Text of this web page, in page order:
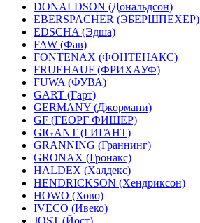
DONALDSON (Дональдсон)
EBERSPACHER (ЭБЕРШПЕХЕР)
EDSCHA (Эдша)
FAW (Фав)
FONTENAX (ФОНТЕНАКС)
FRUEHAUF (ФРИХАУФ)
FUWA (ФУВА)
GART (Гарт)
GERMANY (Джормани)
GF (ГЕОРГ ФИШЕР)
GIGANT (ГИГАНТ)
GRANNING (Граннинг)
GRONAX (Гронакс)
HALDEX (Халдекс)
HENDRICKSON (Хендриксон)
HOWO (Хово)
IVECO (Ивеко)
JOST (Йост)